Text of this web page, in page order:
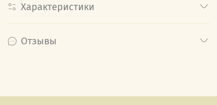
Характеристики
Отзывы